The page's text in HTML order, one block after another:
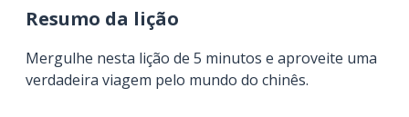
Resumo da lição
Mergulhe nesta lição de 5 minutos e aproveite uma
verdadeira viagem pelo mundo do chinês.